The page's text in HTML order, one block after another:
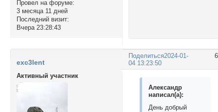
Провел на форуме:
3 месяца 11 дней
Последний визит:
Вчера 23:28:43
Поделиться2024-01-
04 13:23:50
exc3lent
Активный участник
Александр
написал(а):
День добрый